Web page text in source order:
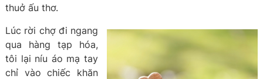
thuở ấu thơ.
Lúc rời chợ đi ngang
qua hàng tạp hóa,
tôi lại níu áo mạ tay
chỉ vào chiếc khăn